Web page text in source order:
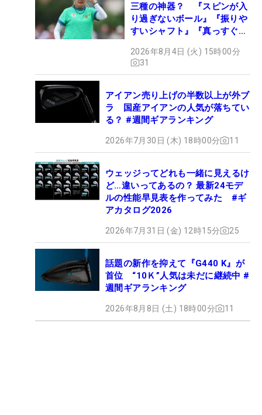
三種の神器？ 『スピンが入
り過ぎないボール』『振りや
すいシャフト』『真っすぐ飛
セッティング
2026年8月4日 (火) 15時00分
31
アイアン売り上げの半数以上が外ブ
ラ 国産アイアンの人気が落ちてい
る？ #週間ギアランキング
2026年7月30日 (木) 18時00分 11
ウェッジってどれも一緒に見えるけ
ど…違いってあるの？ 最新24モデ
ルの性能早見表を作ってみた #ギ
アカタログ2026
2026年7月31日 (金) 12時15分 25
話題の新作を抑えて『G440 K』が
首位 “10Ｋ”人気は未だに継続中 #
週間ギアランキング
2026年8月8日 (土) 18時00分 11